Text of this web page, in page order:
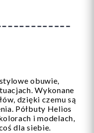
obuwie,
Wykonane
dzięki czemu są
Półbuty Helios
i modelach,
dla siebie.